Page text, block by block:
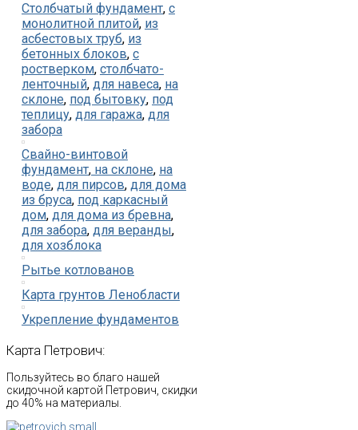
Столбчатый фундамент, с
монолитной плитой, из
асбестовых труб, из
бетонных блоков, с
ростверком, столбчато-
ленточный, для навеса, на
склоне, под бытовку, под
теплицу, для гаража, для
забора
Свайно-винтовой
фундамент, на склоне, на
воде, для пирсов, для дома
из бруса, под каркасный
дом, для дома из бревна,
для забора, для веранды,
для хозблока
Рытье котлованов
Карта грунтов Ленобласти
Укрепление фундаментов
Карта Петрович:
Пользуйтесь во благо нашей
скидочной картой Петрович, скидки
до 40% на материалы.